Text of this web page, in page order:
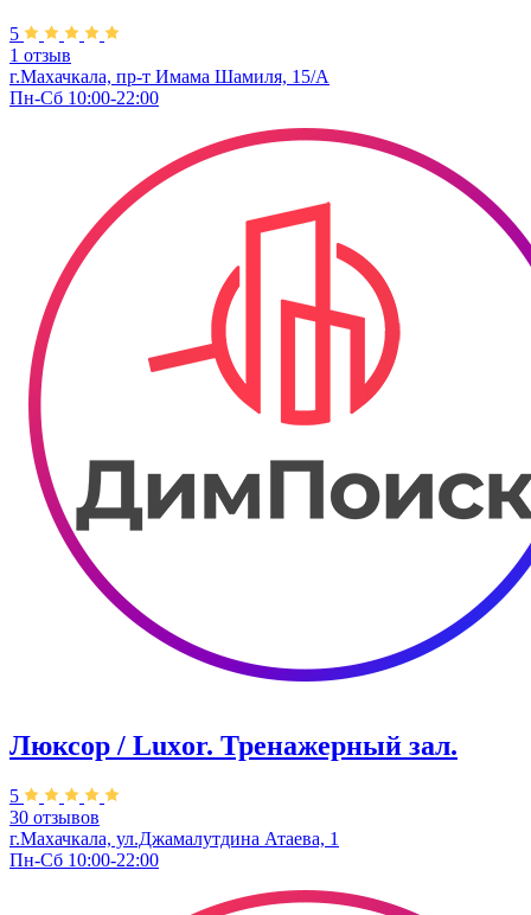
5
1 отзыв
г.Махачкала, пр-т Имама Шамиля, 15/А
Пн-Сб 10:00-22:00
Люксор / Luxor. Тренажерный зал.
5
30 отзывов
г.Махачкала, ул.Джамалутдина Атаева, 1
Пн-Сб 10:00-22:00